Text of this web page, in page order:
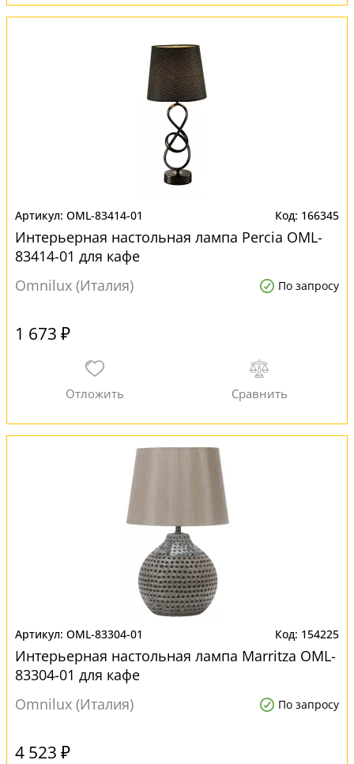
OML-83414-01 166345
Интерьерная настольная лампа Percia OML-
83414-01 для кафе
Omnilux (Италия)
По запросу
1 673 ₽
OML-83304-01 154225
Интерьерная настольная лампа Marritza OML-
83304-01 для кафе
Omnilux (Италия)
По запросу
4 523 ₽